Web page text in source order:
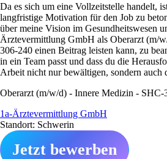
Da es sich um eine Vollzeitstelle handelt,
langfristige Motivation für den Job zu
über meine Vision im Gesundheitswesen
Ärztevermittlung GmbH als Oberarzt (m/
306-240 einen Beitrag leisten kann, zu
in ein Team passt und dass du die
Arbeit nicht nur bewältigen, sondern auch
Oberarzt (m/w/d) - Innere Medizin - SHC-
1a-Ärztevermittlung GmbH
Standort: Schwerin
Jetzt bewerben